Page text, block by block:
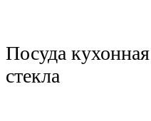
Посуда
стекла